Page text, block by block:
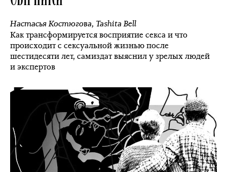
Настасья Костюгова, Tashita Bell
Как трансформируется восприятие секса и что
происходит с сексуальной жизнью после
шестидесяти лет, самиздат выяснил у зрелых людей
и экспертов